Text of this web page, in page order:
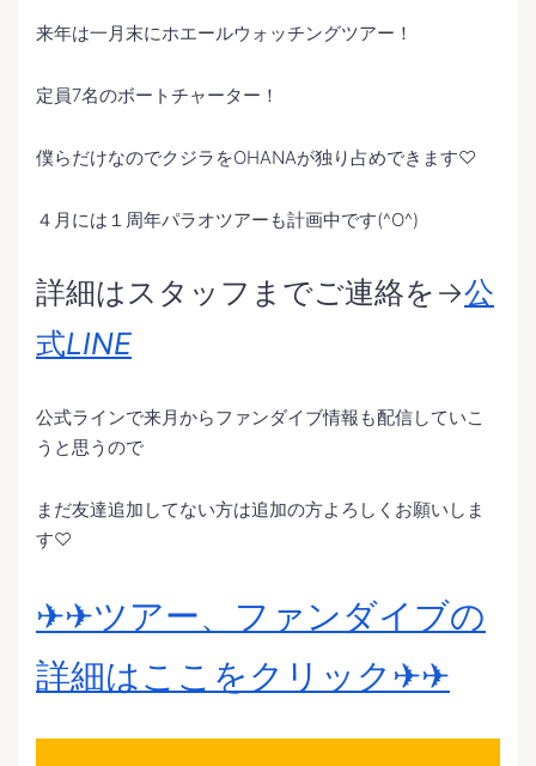
来年は一月末にホエールウォッチングツアー！
定員7名のボートチャーター！
僕らだけなのでクジラをOHANAが独り占めできます♡
４月には１周年パラオツアーも計画中です(^O^)
詳細はスタッフまでご連絡を→公
式LINE
公式ラインで来月からファンダイブ情報も配信していこ
うと思うので
まだ友達追加してない方は追加の方よろしくお願いしま
す♡
✈︎✈︎ツアー、ファンダイブの
詳細はここをクリック✈︎✈︎